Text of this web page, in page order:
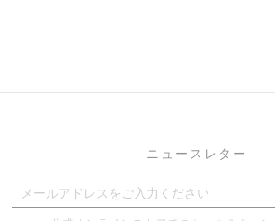
ニュースレター